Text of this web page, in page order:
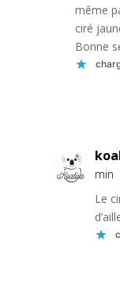
même
ciré
Bonne
min
Le